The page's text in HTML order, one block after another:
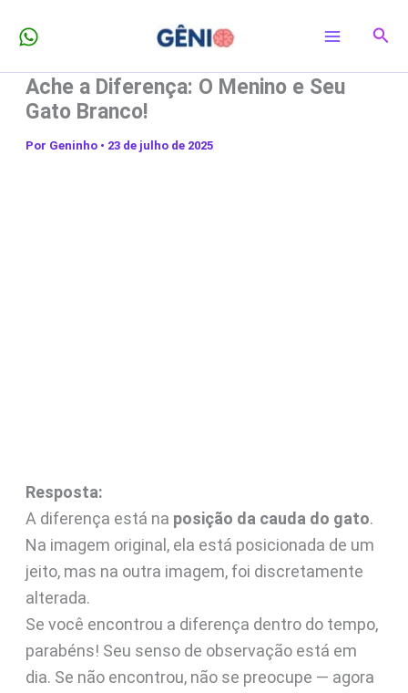
para
conteúdo
Ache a Diferença: O Menino e Seu
Gato Branco!
Por Geninho • 23 de julho de 2025
Resposta:
A diferença está na posição da cauda do gato.
Na imagem original, ela está posicionada de um
jeito, mas na outra imagem, foi discretamente
alterada.
Se você encontrou a diferença dentro do tempo,
parabéns! Seu senso de observação está em
dia. Se não encontrou, não se preocupe — agora